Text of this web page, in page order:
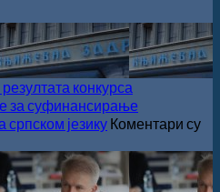
конкурса
за суфинансирање
језику Коментари су